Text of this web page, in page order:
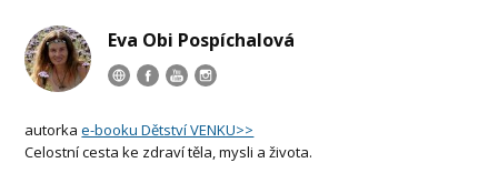
Eva Obi Pospíchalová
autorkae-booku Dětství VENKU>>
Celostní cesta ke zdraví těla, mysli a života.